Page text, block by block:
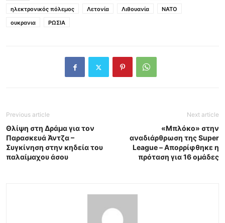
ηλεκτρονικός πόλεμος
Λετονία Λιθουανία
ΝΑΤΟ
ουκρανια
ΡΩΣΙΑ
Previous article
Θλίψη στη Δράμα για τον
Παρασκευά Άντζα –
Συγκίνηση στην κηδεία του
παλαίμαχου άσου
Next article
«Μπλόκο» στην
αναδιάρθρωση της Super
League – Απορρίφθηκε η
πρόταση για 16 ομάδες